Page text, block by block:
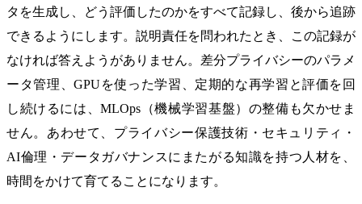
タを生成し、どう評価したのかをすべて記録し、後から追跡
できるようにします。説明責任を問われたとき、この記録が
なければ答えようがありません。差分プライバシーのパラメ
ータ管理、GPUを使った学習、定期的な再学習と評価を回
し続けるには、MLOps（機械学習基盤）の整備も欠かせま
せん。あわせて、プライバシー保護技術・セキュリティ・
AI倫理・データガバナンスにまたがる知識を持つ人材を、
時間をかけて育てることになります。